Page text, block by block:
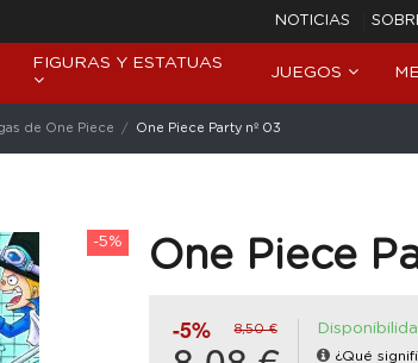
NOTICIAS
FIGURAS Y ESTATUAS
JUEGOS
de One Piece One Piece Party nº 03
-5% One Piece
-5% 8,50 €
¿Qué